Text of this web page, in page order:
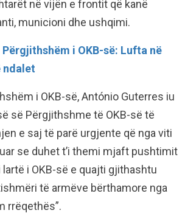
në vijën e frontit që kanë
municioni dhe ushqimi.
i OKB-së: Lufta në
ndalet
i OKB-së, António Guterres iu
së Përgjithshme të OKB-së të
e saj të parë urgjente që nga viti
se duhet t’i themi mjaft pushtimit
i OKB-së e quajti gjithashtu
të armëve bërthamore nga
rrëqethës”.